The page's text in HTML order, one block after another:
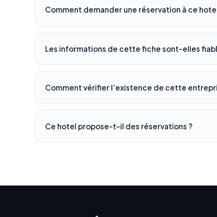
Comment demander une réservation à ce
Les informations de cette fiche sont-elles
Comment vérifier l’existence de cette
Ce hotel propose-t-il des réservations ?